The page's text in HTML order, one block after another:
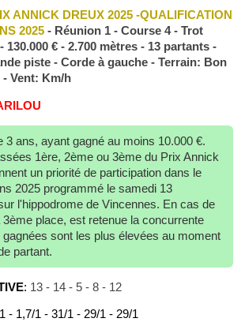
ANNICK DREUX 2025 -QUALIFICATION
2025- Réunion 1 - Course 4 - Trot
130.000 € - 2.700 mètres - 13 partants -
piste - Corde à gauche - Terrain: Bon
- Vent: Km/h
3 ans, ayant gagné au moins 10.000 €.
1ère, 2ème ou 3ème du Prix Annick
un priorité de participation dans le
2025 programmé le samedi 13
l'hippodrome de Vincennes. En cas de
place, est retenue la concurrente
sont les plus élevées au moment
partant.
: 13 - 14 - 5 - 8 - 12
- 1,7/1 - 31/1 - 29/1 - 29/1